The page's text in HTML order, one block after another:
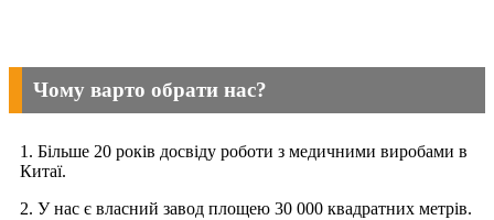
Чому варто обрати нас?
1. Більше 20 років досвіду роботи з медичними виробами в
Китаї.
2. У нас є власний завод площею 30 000 квадратних метрів.